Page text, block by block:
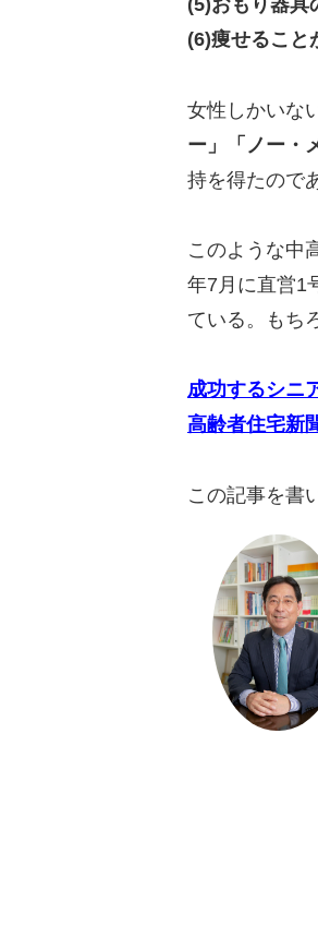
(5)おもり器
(6)痩せるこ
女性しかいな
ー」「ノー・
持を得たので
このような中
年7月に直営1
ている。もち
成功するシニ
高齢者住宅新
この記事を書